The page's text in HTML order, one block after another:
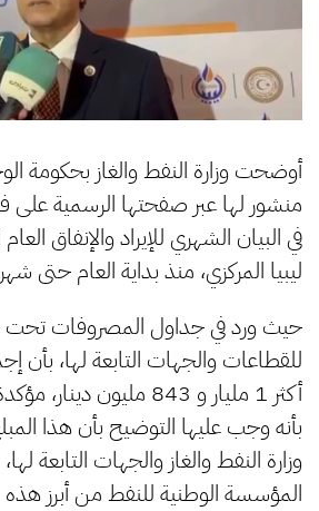
أوضحت وزارة النفط والغاز بحكومة
منشور لها عبر صفحتها الرسمية على
في البيان الشهري للإيراد والإنفاق
ليبيا المركزي، منذ بداية العام
حيث ورد في جداول المصروفات تحت
للقطاعات والجهات التابعة لها، بأن
أكثر 1 مليار و 843 مليون
بأنه وجب عليها التوضيح بأن هذا
وزارة النفط والغاز والجهات التابعة
المؤسسة الوطنية للنفط من أبرز